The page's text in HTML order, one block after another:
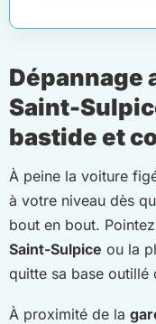
Dépannage
Saint-
bastide et
À peine la voiture
à votre niveau dès
bout en bout.
Saint-Sulpice ou la
quitte sa base outillé
À proximité de la